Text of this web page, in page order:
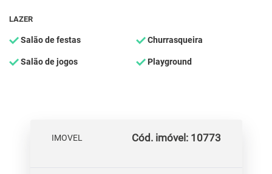
LAZER
Salão de festas Churrasqueira
Salão de jogos Playground
IMOVEL Cód. imóvel: 10773